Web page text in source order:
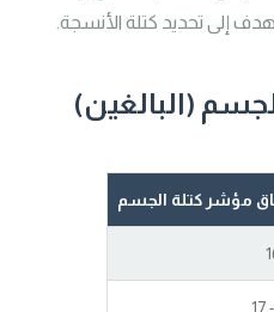
إلى تحديد كتلة الأنسجة.
(البالغين)
مؤشر كتلة الجسم